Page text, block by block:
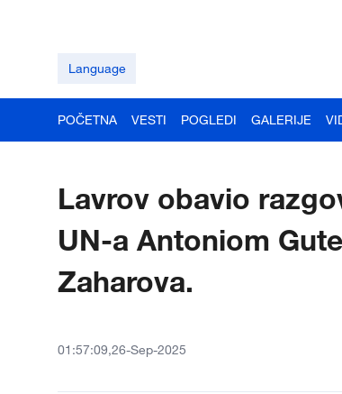
Language
POČETNA VESTI POGLEDI GALERIJE
Lavrov obavio
UN-a Antoniom
Zaharova.
01:57:09,26-Sep-2025